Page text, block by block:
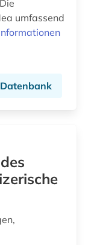
umfassend